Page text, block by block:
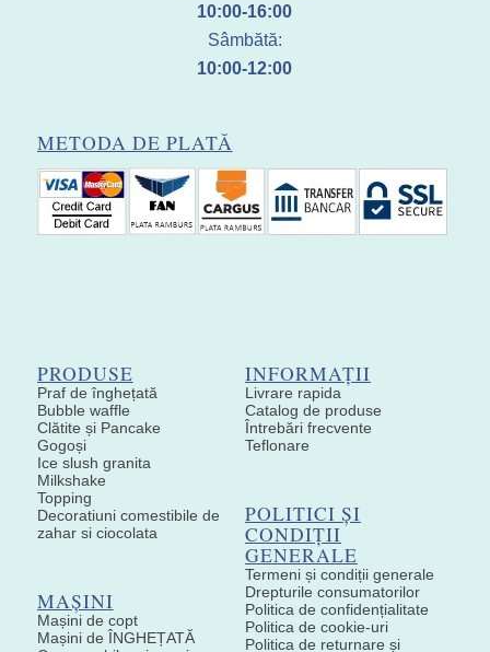
10:00-16:00
Sâmbătă:
10:00-12:00
METODA DE PLATĂ
PRODUSE
Praf de înghețată
Bubble waffle
Clătite și Pancake
Gogoși
Ice slush granita
Milkshake
Topping
Decoratiuni comestibile de
zahar si ciocolata
MAȘINI
Mașini de copt
Mașini de ÎNGHEȚATĂ
INFORMAȚII
Livrare rapida
Catalog de produse
Întrebări frecvente
Teflonare
POLITICI ȘI
CONDIȚII
GENERALE
Termeni și condiții generale
Drepturile consumatorilor
Politica de confidențialitate
Politica de cookie-uri
Politica de returnare și